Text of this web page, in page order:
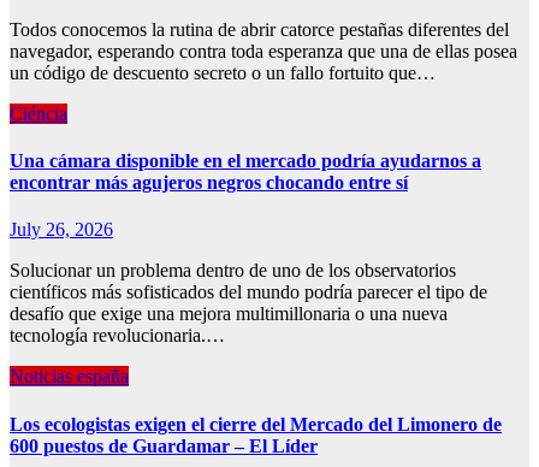
Todos conocemos la rutina de abrir catorce pestañas diferentes del
navegador, esperando contra toda esperanza que una de ellas posea
un código de descuento secreto o un fallo fortuito que…
Ciéncia
Una cámara disponible en el mercado podría ayudarnos a
encontrar más agujeros negros chocando entre sí
July 26, 2026
Solucionar un problema dentro de uno de los observatorios
científicos más sofisticados del mundo podría parecer el tipo de
desafío que exige una mejora multimillonaria o una nueva
tecnología revolucionaria.…
Noticias españa
Los ecologistas exigen el cierre del Mercado del Limonero de
600 puestos de Guardamar – El Líder